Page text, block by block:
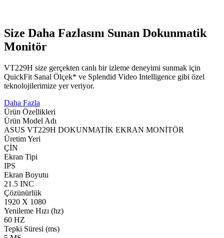
Size Daha Fazlasını Sunan Dokunmatik
Monitör
VT229H size gerçekten canlı bir izleme deneyimi sunmak için
QuickFit Sanal Ölçek* ve Splendid Video Intelligence gibi özel
teknolojilerimize yer veriyor.
Daha Fazla
Ürün Özellikleri
Ürün Model Adı
ASUS VT229H DOKUNMATİK EKRAN MONİTÖR
Üretim Yeri
ÇİN
Ekran Tipi
IPS
Ekran Boyutu
21.5 INC
Çözünürlük
1920 X 1080
Yenileme Hızı (hz)
60 HZ
Tepki Süresi (ms)